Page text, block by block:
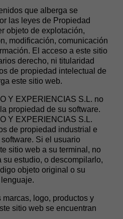
que alberga se
las leyes de Propiedad
objeto de explotación,
modificación, comunicación
El acceso a este sitio
derecho, ni titularidad
de propiedad intelectual de
este sitio web.
Y EXPERIENCIAS S.L. no
propiedad de su software.
Y EXPERIENCIAS S.L.
de propiedad industrial e
Si el usuario
sitio web a su terminal, no
estudio, o descompilarlo,
objeto original o su
logo, productos y
sitio web se encuentran